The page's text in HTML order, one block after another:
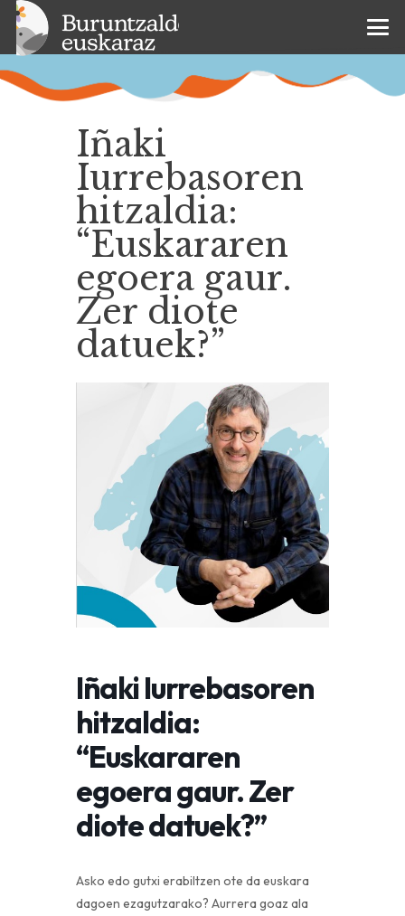
Iñaki
Iurrebasoren
hitzaldia:
“Euskararen
egoera gaur.
Zer diote
datuek?”
Iñaki Iurrebasoren
hitzaldia:
“Euskararen
egoera gaur. Zer
diote datuek?”
Asko edo gutxi erabiltzen ote da euskara
dagoen ezagutzarako? Aurrera goaz ala